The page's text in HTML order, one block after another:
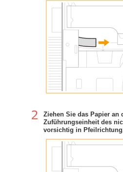
Ziehen Sie das Papier an
Zuführungseinheit des
vorsichtig in